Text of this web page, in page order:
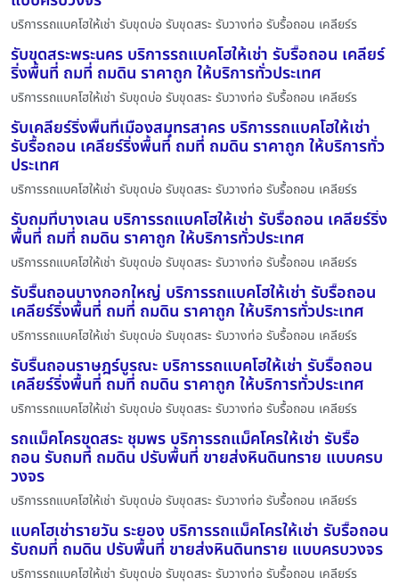
บริการรถแบคโฮให้เช่า รับขุดบ่อ รับขุดสระ รับวางท่อ รับรื้อถอน เคลียร์ร
รับขุดสระพระนคร บริการรถแบคโฮให้เช่า รับรื้อถอน เคลียร์
ริ่งพื้นที่ ถมที่ ถมดิน ราคาถูก ให้บริการทั่วประเทศ
บริการรถแบคโฮให้เช่า รับขุดบ่อ รับขุดสระ รับวางท่อ รับรื้อถอน เคลียร์ร
รับเคลียร์ริ่งพื้นที่เมืองสมุทรสาคร บริการรถแบคโฮให้เช่า
รับรื้อถอน เคลียร์ริ่งพื้นที่ ถมที่ ถมดิน ราคาถูก ให้บริการทั่ว
ประเทศ
บริการรถแบคโฮให้เช่า รับขุดบ่อ รับขุดสระ รับวางท่อ รับรื้อถอน เคลียร์ร
รับถมที่บางเลน บริการรถแบคโฮให้เช่า รับรื้อถอน เคลียร์ริ่ง
พื้นที่ ถมที่ ถมดิน ราคาถูก ให้บริการทั่วประเทศ
บริการรถแบคโฮให้เช่า รับขุดบ่อ รับขุดสระ รับวางท่อ รับรื้อถอน เคลียร์ร
รับรื้นถอนบางกอกใหญ่ บริการรถแบคโฮให้เช่า รับรื้อถอน
เคลียร์ริ่งพื้นที่ ถมที่ ถมดิน ราคาถูก ให้บริการทั่วประเทศ
บริการรถแบคโฮให้เช่า รับขุดบ่อ รับขุดสระ รับวางท่อ รับรื้อถอน เคลียร์ร
รับรื้นถอนราษฎร์บูรณะ บริการรถแบคโฮให้เช่า รับรื้อถอน
เคลียร์ริ่งพื้นที่ ถมที่ ถมดิน ราคาถูก ให้บริการทั่วประเทศ
บริการรถแบคโฮให้เช่า รับขุดบ่อ รับขุดสระ รับวางท่อ รับรื้อถอน เคลียร์ร
รถแม็คโครขุดสระ ชุมพร บริการรถแม็คโครให้เช่า รับรื้อ
ถอน รับถมที่ ถมดิน ปรับพื้นที่ ขายส่งหินดินทราย แบบครบ
วงจร
บริการรถแบคโฮให้เช่า รับขุดบ่อ รับขุดสระ รับวางท่อ รับรื้อถอน เคลียร์ร
แบคโฮเช่ารายวัน ระยอง บริการรถแม็คโครให้เช่า รับรื้อถอน
รับถมที่ ถมดิน ปรับพื้นที่ ขายส่งหินดินทราย แบบครบวงจร
บริการรถแบคโฮให้เช่า รับขุดบ่อ รับขุดสระ รับวางท่อ รับรื้อถอน เคลียร์ร